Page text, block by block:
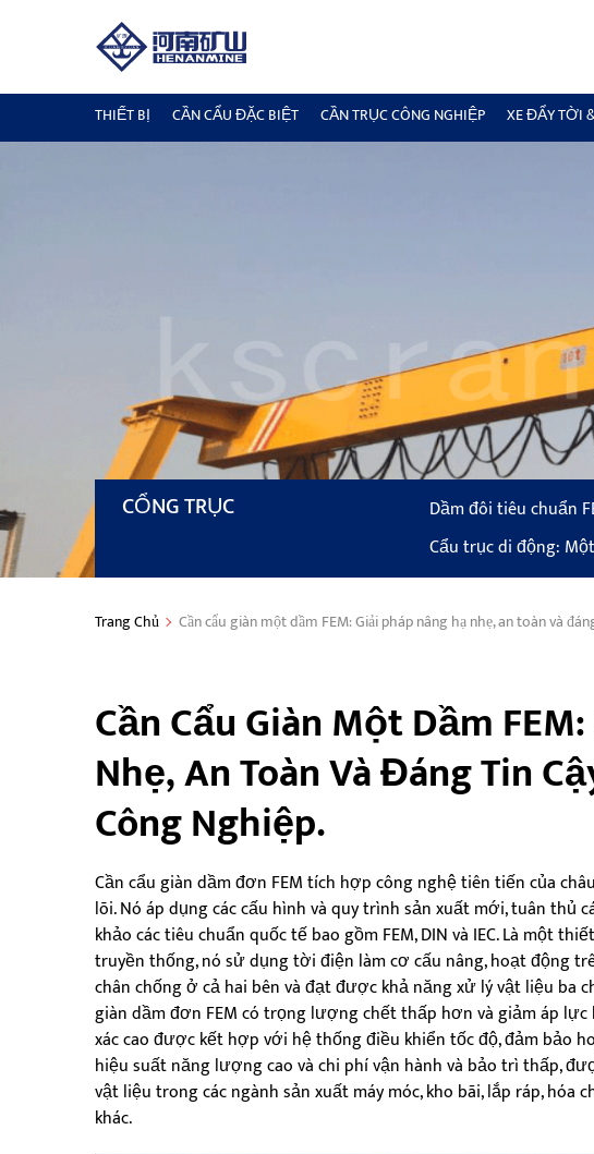
THIẾT BỊ
CẦN CẨU ĐẶC BIỆT CẦN TRỤC CÔNG NGHIỆP XE ĐẨY TỜI
CỔNG TRỤC Dầm đôi tiêu chuẩn
Cẩu trục di động:
Trang Chủ Cần cẩu giàn một dầm FEM: Giải pháp nâng hạ nhẹ, an toàn và
Cần Cẩu Giàn Một Dầm
Nhẹ, An Toàn Và Đáng Tin
Công Nghiệp.
Cần cẩu giàn dầm đơn FEM tích hợp công nghệ tiên tiến của
lõi. Nó áp dụng các cấu hình và quy trình sản xuất mới, tuân thủ
khảo các tiêu chuẩn quốc tế bao gồm FEM, DIN và IEC. Là một
truyền thống, nó sử dụng tời điện làm cơ cấu nâng, hoạt động
chân chống ở cả hai bên và đạt được khả năng xử lý vật liệu ba
giàn dầm đơn FEM có trọng lượng chết thấp hơn và giảm áp
xác cao được kết hợp với hệ thống điều khiển tốc độ, đảm bảo
hiệu suất năng lượng cao và chi phí vận hành và bảo trì thấp,
vật liệu trong các ngành sản xuất máy móc, kho bãi, lắp ráp, hóa
khác.